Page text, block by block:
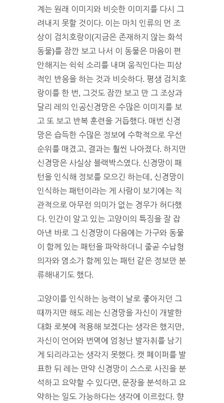
계는 원래 이미지와 비슷한 이미지를 다시 그
려내지 못할 것이다. 이는 마치 인류의 먼 조
상이 검치호랑이(지금은 존재하지 않는 화석
동물)를 잠깐 보고 나서 이 동물은 마음이 편
안해지는 쉭쉭 소리를 내며 움직인다는 피상
적인 반응을 하는 것과 비슷하다. 평생 검치호
랑이를 한 번, 그것도 잠깐 보고 만 그 조상과
달리 레의 인공신경망은 수많은 이미지를 보
고 또 보고 반복 훈련을 거듭했다. 매번 신경
망은 습득한 수많은 정보에 수학적으로 우선
순위를 매겼고, 결과는 훨씬 나아졌다. 하지만
신경망은 사실상 블랙박스였다. 신경망이 패
턴을 인식해 정보를 모으긴 하는데, 신경망이
인식하는 패턴이라는 게 사람이 보기에는 직
관적으로 아무런 의미가 없는 경우가 허다했
다. 인간이 알고 있는 고양이의 특징을 잘 잡
아낸 바로 그 신경망이 다음에는 가구와 동물
이 함께 있는 패턴을 파악하더니 줄곧 수납형
의자와 염소가 함께 있는 패턴 같은 정보만 분
류해내기도 했다.
고양이를 인식하는 능력이 날로 좋아지던 그
때까지만 해도 레는 신경망을 자신이 개발한
대화 로봇에 적용해 보겠다는 생각은 했지만,
자신이 언어와 번역에 엄청난 발자취를 남기
게 되리라고는 생각지 못했다. 캣 페이퍼를 발
표한 뒤 레는 만약 신경망이 스스로 사진을 분
석하고 요약할 수 있다면, 문장을 분석하고 요
약하는 일도 가능하다는 생각에 이르렀다. 향